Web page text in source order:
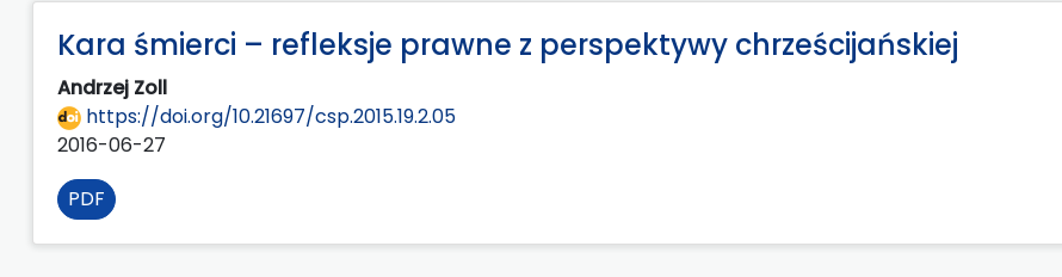
Kara śmierci – refleksje prawne z perspektywy chrześcijańskiej
Andrzej Zoll
https://doi.org/10.21697/csp.2015.19.2.05
2016-06-27
PDF